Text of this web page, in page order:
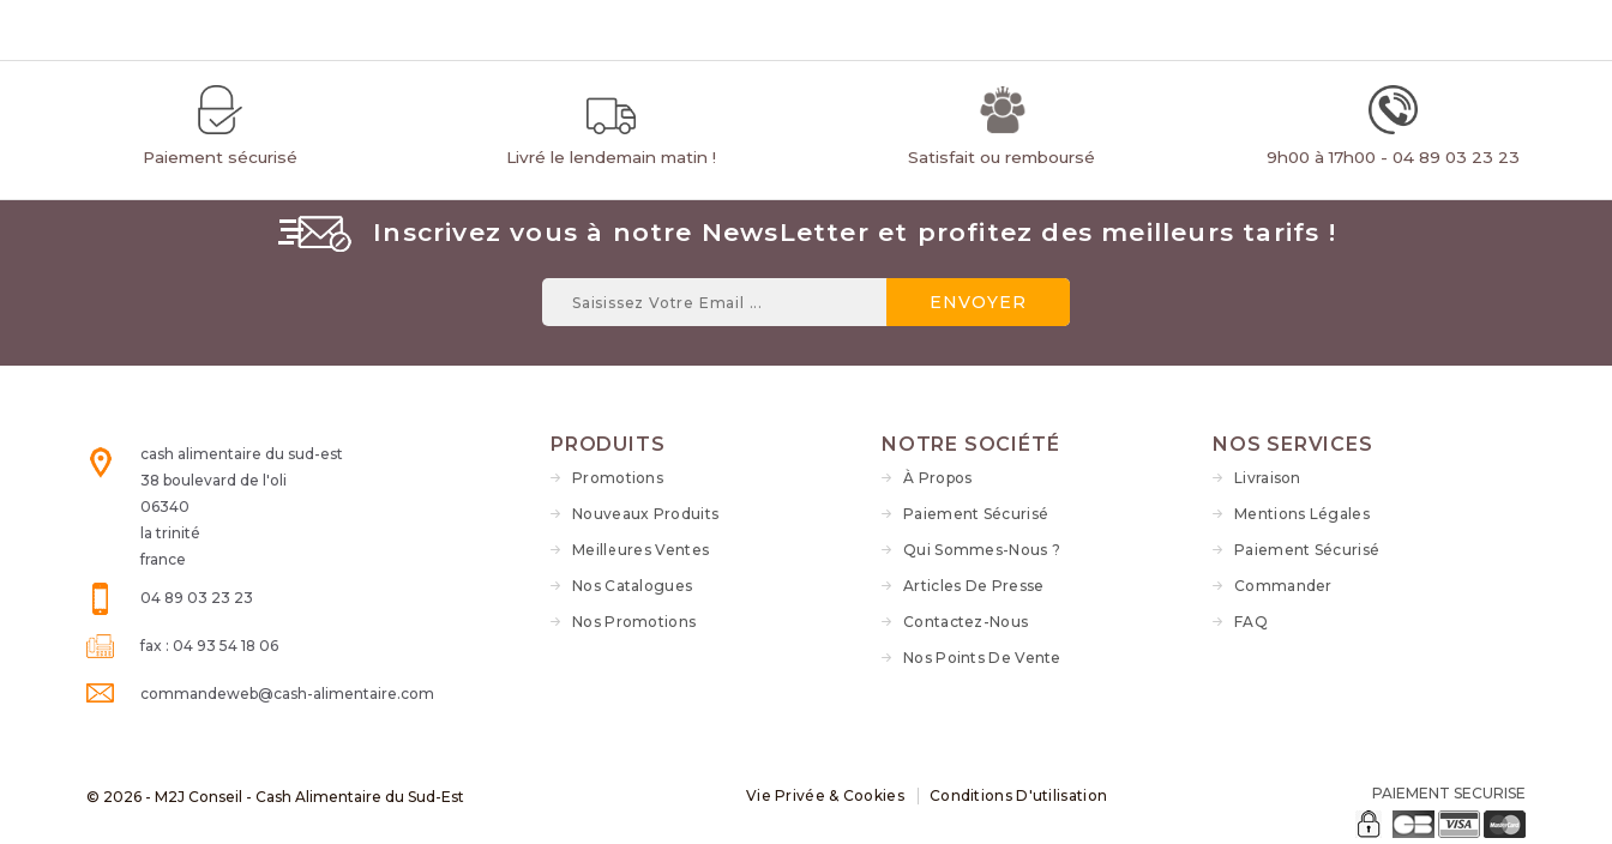
Paiement sécurisé Livré le lendemain matin ! Satisfait ou remboursé 9h00 à 17h00 - 04 89 03 23 23
Inscrivez vous à notre NewsLetter et profitez des meilleurs tarifs !
cash alimentaire du sud-est
38 boulevard de l'oli
06340
la trinité
france
04 89 03 23 23
fax : 04 93 54 18 06
commandeweb@cash-alimentaire.com
PRODUITS
Promotions
Nouveaux Produits
Meilleures Ventes
Nos Catalogues
Nos Promotions
NOTRE SOCIÉTÉ
À Propos
Paiement Sécurisé
Qui Sommes-Nous ?
Articles De Presse
Contactez-Nous
Nos Points De Vente
NOS SERVICES
Livraison
Mentions Légales
Paiement Sécurisé
Commander
FAQ
© 2026 - M2J Conseil - Cash Alimentaire du Sud-Est Vie Privée & Cookies Conditions D'utilisation PAIEMENT SECURISE